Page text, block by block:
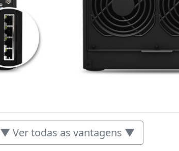
▼ Ver todas as vantagens ▼